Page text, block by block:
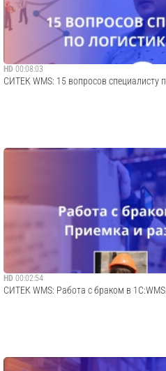
HD 00:08:03
СИТЕК WMS: 15 вопросов специалисту
HD 00:02:54
СИТЕК WMS: Работа с браком в